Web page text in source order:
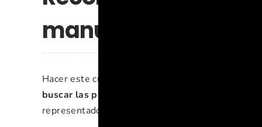
manualidad
Hacer este cuadro es súper sencillo, solo tienes
buscar las piedras y palos
que nos vengan
representado a una feliz pareja viendo un cielo